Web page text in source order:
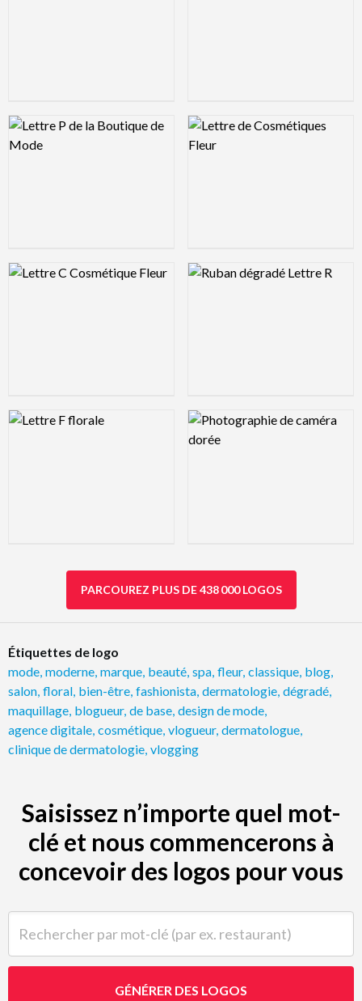
Logo Preview Image Logo Preview Image
Logo Preview Image Logo Preview Image
Logo Preview Image Logo Preview Image
PARCOUREZ PLUS DE 438 000 LOGOS
Étiquettes de logo
mode moderne marque beauté spa fleur, classique blog
salon floral bien-être fashionista dermatologie dégradé
maquillage blogueur, de base design de mode
agence digitale cosmétique vlogueur, dermatologue
clinique de dermatologie vlogging
Saisissez n’importe quel mot-
clé et nous commencerons à
concevoir des logos pour vous
GÉNÉRER DES LOGOS